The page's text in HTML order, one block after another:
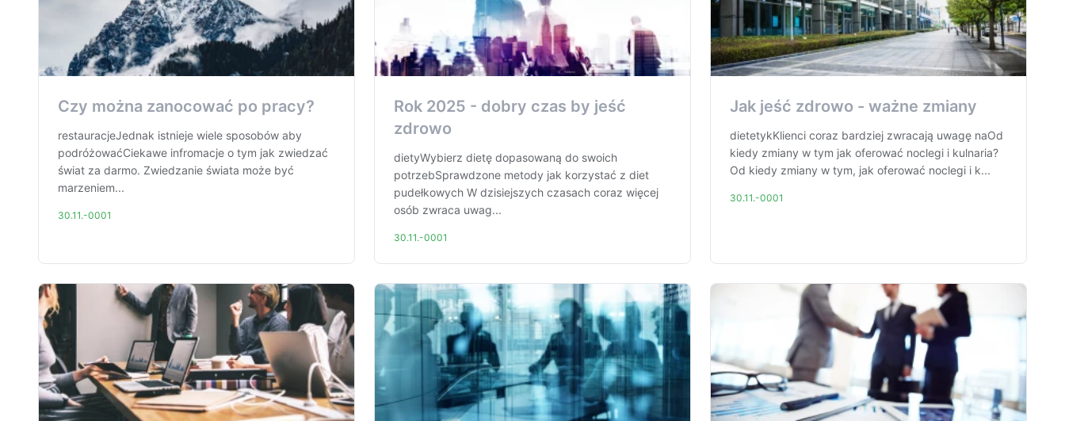
Czy można zanocować po pracy?
restauracjeJednak istnieje wiele sposobów aby
podróżowaćCiekawe infromacje o tym jak zwiedzać
świat za darmo. Zwiedzanie świata może być
marzeniem...
30.11.-0001
Rok 2025 - dobry czas by jeść
zdrowo
dietyWybierz dietę dopasowaną do swoich
potrzebSprawdzone metody jak korzystać z diet
pudełkowych W dzisiejszych czasach coraz więcej
osób zwraca uwag...
30.11.-0001
Jak jeść zdrowo - ważne zmiany
dietetykKlienci coraz bardziej zwracają uwagę naOd
kiedy zmiany w tym jak oferować noclegi i kulnaria?
Od kiedy zmiany w tym, jak oferować noclegi i k...
30.11.-0001